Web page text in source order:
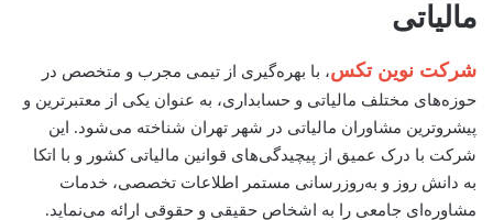
مالیاتی
شرکت نوین تکس، با بهره‌گیری از تیمی مجرب و متخصص در
حوزه‌های مختلف مالیاتی و حسابداری، به عنوان یکی از معتبرترین و
پیشروترین مشاوران مالیاتی در شهر تهران شناخته می‌شود. این
شرکت با درک عمیق از پیچیدگی‌های قوانین مالیاتی کشور و با اتکا
به دانش روز و به‌روزرسانی مستمر اطلاعات تخصصی، خدمات
مشاوره‌ای جامعی را به اشخاص حقیقی و حقوقی ارائه می‌نماید.